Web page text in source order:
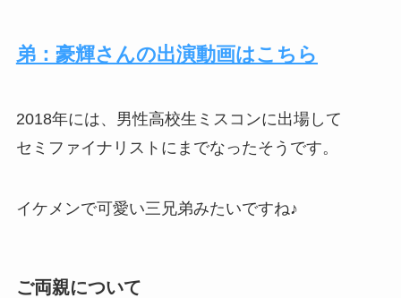
弟：豪輝さんの出演動画はこちら
2018年には、男性高校生ミスコンに出場して
セミファイナリストにまでなったそうです。
イケメンで可愛い三兄弟みたいですね♪
ご両親について